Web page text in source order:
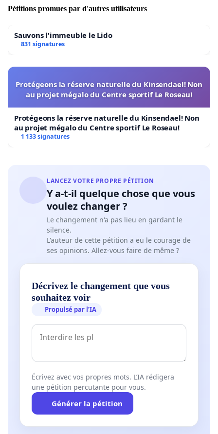
Nous demandions pourtant justement à votre
de nous permettre d'augmenter la part de nos revenus
conventionnés en permettant aux patients d’être pris
en charge. Or nous ne pouvons pas considérer que ce
soit le cas , la part des revenus conventionnés
n’excédant pas pour nos soins 5% de notre CA. Et
pourtant vous persistez à vouloir nous imposer les
mêmes chiffres.
C'est pourquoi aujourd'hui nous vous redemandons
une nouvelle fois la création d'une cotisation logique, et
uniforme, lissée sur l'année .
Notre cotisation auprès de l'assurance maladie doit
accepter un tel écart.
Nous ne pouvons pas être la profession qui cumule
tous les handicaps, avec des coûts de formations de
stérilisation équivalents à nos confrères dentistes, une
concurrence rude avec les autres fournisseurs
d'appareillages...
Mais aussi celle qui participe le moins au déficit de la
sécurité sociale n'ayant pas cet indéniable atout pour se
faire sa patientèle, celle qui mène des actions de
Pétitions promues par d'autres utilisateurs
Sauvons l'immeuble le Lido
831 signatures
Protégeons la réserve naturelle du Kinsendael! Non
au projet mégalo du Centre sportif Le Roseau!
Protégeons la réserve naturelle du Kinsendael! Non
au projet mégalo du Centre sportif Le Roseau!
1 133 signatures
LANCEZ VOTRE PROPRE PÉTITION
Y a-t-il quelque chose que vous
voulez changer ?
Le changement n'a pas lieu en gardant le
silence.
L'auteur de cette pétition a eu le courage de
ses opinions. Allez-vous faire de même ?
Décrivez le changement que vous
souhaitez voir
Propulsé par l’IA
Écrivez avec vos propres mots. L’IA rédigera
une pétition percutante pour vous.
Générer la pétition